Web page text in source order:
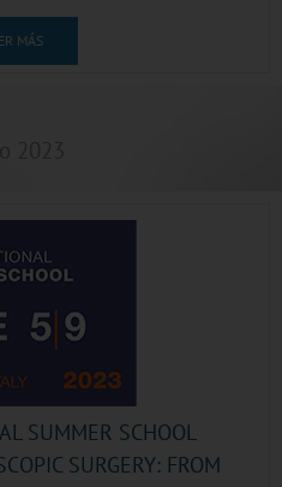
MÁS
SUMMER SCHOOL
SURGERY: FROM